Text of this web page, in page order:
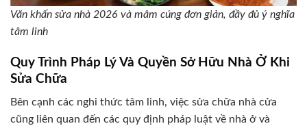
Văn khấn sửa nhà 2026 và mâm cúng đơn giản, đầy đủ ý nghĩa
tâm linh
Quy Trình Pháp Lý Và Quyền Sở Hữu Nhà Ở Khi
Sửa Chữa
Bên cạnh các nghi thức tâm linh, việc sửa chữa nhà cửa
cũng liên quan đến các quy định pháp luật về nhà ở và